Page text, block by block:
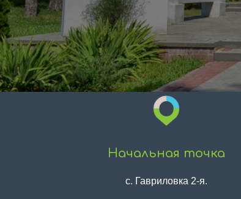
Начальная точка
с. Гавриловка 2-я.